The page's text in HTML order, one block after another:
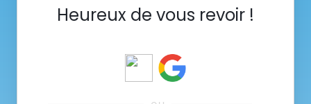
Heureux de vous revoir !